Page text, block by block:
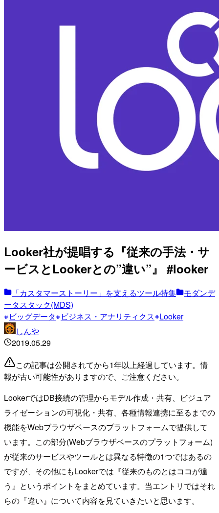
Looker社が提唱する『従来の手法・サ
ービスとLookerとの”違い”』 #looker
「カスタマーストーリー」を支えるツール特集
モダンデ
ータスタック(MDS)
ビッグデータ
ビジネス・アナリティクス Looker
しんや
2019.05.29
この記事は公開されてから1年以上経過しています。情
報が古い可能性がありますので、ご注意ください。
LookerではDB接続の管理からモデル作成・共有、ビジュア
ライゼーションの可視化・共有、各種情報連携に至るまでの
機能をWebブラウザベースのプラットフォームで提供して
います。この部分(Webブラウザベースのプラットフォーム)
が従来のサービスやツールとは異なる特徴の1つではあるの
ですが、その他にもLookerでは『従来のものとはココが違
う』というポイントをまとめています。当エントリではそれ
らの『違い』について内容を見ていきたいと思います。